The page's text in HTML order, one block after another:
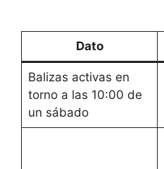
Dato
Balizas activas en
torno a las 10:00 de
un sábado